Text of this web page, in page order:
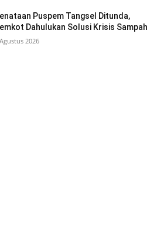
Puspem Tangsel Ditunda,
Dahulukan Solusi Krisis Sampah
2026